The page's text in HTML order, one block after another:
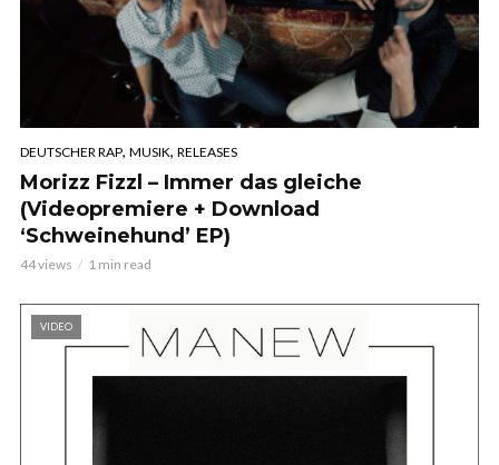
DEUTSCHER RAP, MUSIK, RELEASES
Morizz Fizzl – Immer das gleiche
(Videopremiere + Download
‘Schweinehund’ EP)
44 views 1 min read
VIDEO